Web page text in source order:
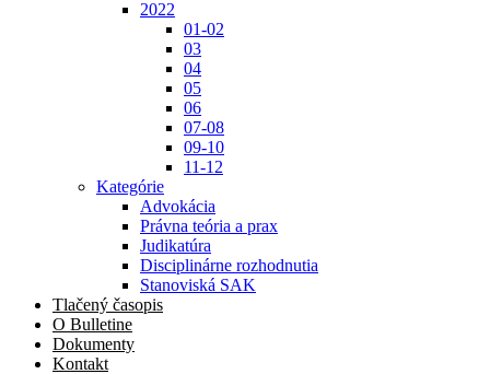
2022
01-02
03
04
05
06
07-08
09-10
11-12
Kategórie
Advokácia
Právna teória a prax
Judikatúra
Disciplinárne rozhodnutia
Stanoviská SAK
Tlačený časopis
O Bulletine
Dokumenty
Kontakt